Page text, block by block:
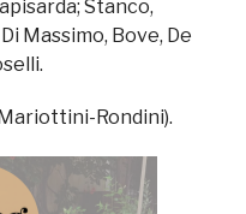
Stanco,
Massimo, Bove, De
Rondini).